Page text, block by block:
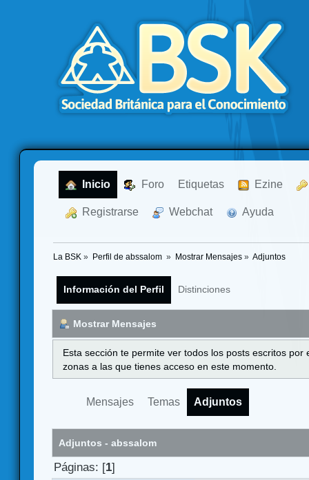
Inicio Foro Etiquetas Ezine
Registrarse Webchat Ayuda
La BSK » Perfil de abssalom » Mostrar Mensajes» Adjuntos
Información del Perfil Distinciones
Mostrar Mensajes
Esta sección te permite ver todos los posts escritos
zonas a las que tienes acceso en este momento.
Mensajes Temas Adjuntos
Adjuntos - abssalom
Páginas: [1]